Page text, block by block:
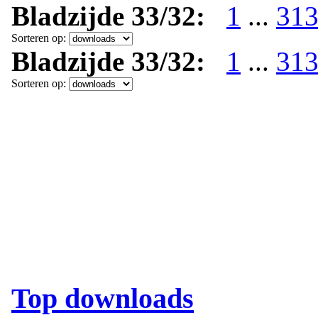
Bladzijde 33/32: 1 ... 31
Sorteren op:
Bladzijde 33/32: 1 ... 31
Sorteren op:
Top downloads